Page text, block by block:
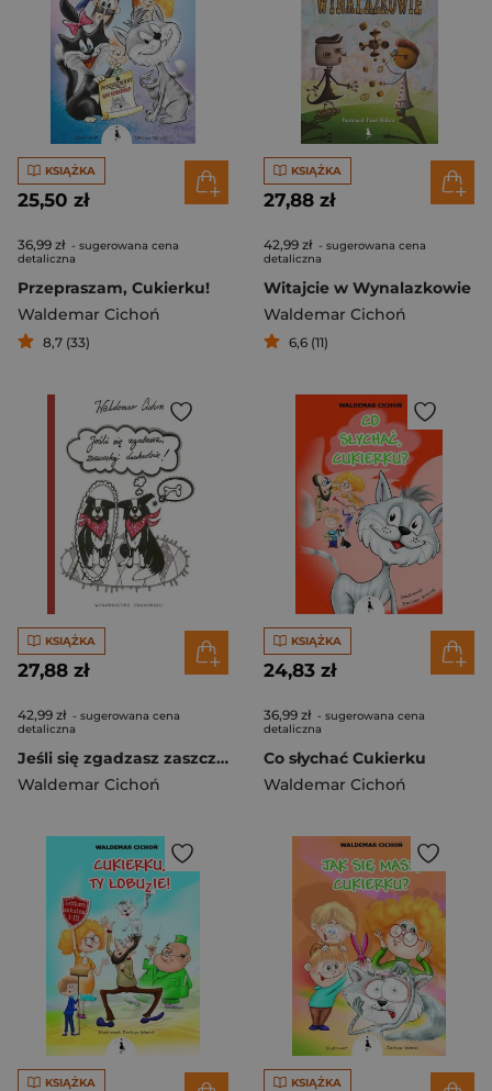
KSIĄŻKA
25,50 zł
36,99 zł - sugerowana cena
detaliczna
Przepraszam, Cukierku!
Waldemar Cichoń
8,7 (33)
KSIĄŻKA
27,88 zł
42,99 zł - sugerowana cena
detaliczna
Witajcie w Wynalazkowie
Waldemar Cichoń
6,6 (11)
KSIĄŻKA
27,88 zł
42,99 zł - sugerowana cena
detaliczna
Jeśli się zgadzasz zaszczekaj dwukrotnie
Waldemar Cichoń
KSIĄŻKA
24,83 zł
36,99 zł - sugerowana cena
detaliczna
Co słychać Cukierku
Waldemar Cichoń
KSIĄŻKA KSIĄŻKA